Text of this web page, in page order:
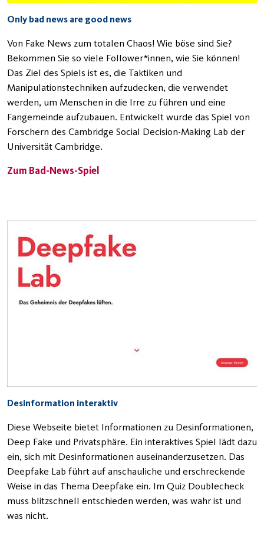
Only bad news are good news
Von Fake News zum totalen Chaos! Wie böse sind Sie?
Bekommen Sie so viele Follower*innen, wie Sie können!
Das Ziel des Spiels ist es, die Taktiken und
Manipulationstechniken aufzudecken, die verwendet
werden, um Menschen in die Irre zu führen und eine
Fangemeinde aufzubauen. Entwickelt wurde das Spiel von
Forschern des Cambridge Social Decision-Making Lab der
Universität Cambridge.
Zum Bad-News-Spiel
Desinformation interaktiv
Diese Webseite bietet Informationen zu Desinformationen,
Deep Fake und Privatsphäre. Ein interaktives Spiel lädt dazu
ein, sich mit Desinformationen auseinanderzusetzen. Das
Deepfake Lab führt auf anschauliche und erschreckende
Weise in das Thema Deepfake ein. Im Quiz Doublecheck
muss blitzschnell entschieden werden, was wahr ist und
was nicht.